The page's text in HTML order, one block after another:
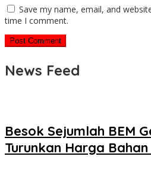
Save my name, email, and
time I comment.
News Feed
Besok Sejumlah BEM
Turunkan Harga